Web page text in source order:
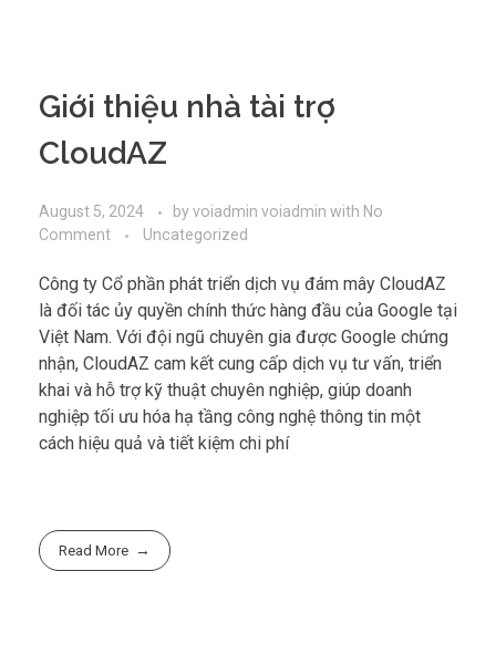
Giới thiệu nhà tài trợ
CloudAZ
August 5, 2024 byvoiadmin voiadmin with No
Comment
Uncategorized
Công ty Cổ phần phát triển dịch vụ đám mây CloudAZ
là đối tác ủy quyền chính thức hàng đầu của Google tại
Việt Nam. Với đội ngũ chuyên gia được Google chứng
nhận, CloudAZ cam kết cung cấp dịch vụ tư vấn, triển
khai và hỗ trợ kỹ thuật chuyên nghiệp, giúp doanh
nghiệp tối ưu hóa hạ tầng công nghệ thông tin một
cách hiệu quả và tiết kiệm chi phí
Read More